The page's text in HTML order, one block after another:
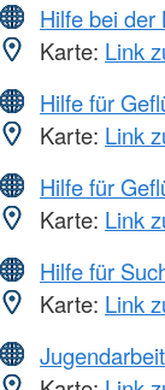
Hilfe bei der
Karte: Link
Hilfe für
Karte: Link
Hilfe für
Karte: Link
Hilfe für
Karte: Link
Jugendarbeit